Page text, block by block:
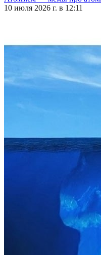
10 июля 2026 г. в 12:11